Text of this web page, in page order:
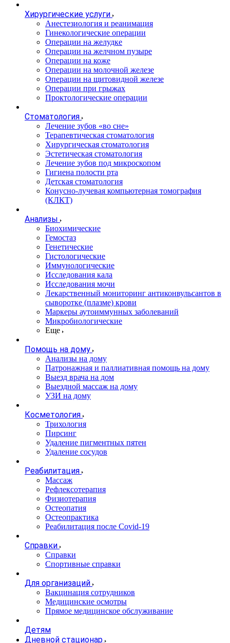
Хирургические услуги
Анестезиология и реанимация
Гинекологические операции
Операции на желудке
Операции на желчном пузыре
Операции на коже
Операции на молочной железе
Операции на щитовидной железе
Операции при грыжах
Проктологические операции
Стоматология
Лечение зубов «во сне»
Терапевтическая стоматология
Хирургическая стоматология
Эстетическая стоматология
Лечение зубов под микроскопом
Гигиена полости рта
Детская стоматология
Конусно-лучевая компьютерная томография
(КЛКТ)
Анализы
Биохимические
Гемостаз
Генетические
Гистологические
Иммунологические
Исследования кала
Исследования мочи
Лекарственный мониторинг антиконвульсантов в
сыворотке (плазме) крови
Маркеры аутоиммунных заболеваний
Микробиологические
Еще
Помощь на дому
Анализы на дому
Патронажная и паллиативная помощь на дому
Выезд врача на дом
Выездной массаж на дому
УЗИ на дому
Косметология
Трихология
Пирсинг
Удаление пигментных пятен
Удаление сосудов
Реабилитация
Массаж
Рефлексотерапия
Физиотерапия
Остеопатия
Остеопрактика
Реабилитация после Covid-19
Справки
Справки
Спортивные справки
Для организаций
Вакцинация сотрудников
Медицинские осмотры
Прямое медицинское обслуживание
Детям
Дневной стационар